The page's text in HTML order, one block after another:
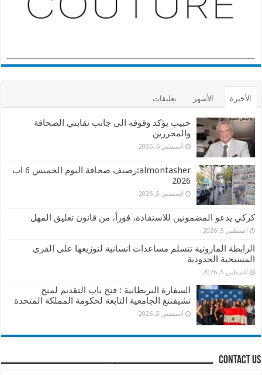
الأخيرة الأشهر تعليقات
حبيب يؤكد وقوفه الى جانب نقابتي الصحافة
والمحررين
أغسطس 6, 2026
almontasher:رصيف صحافة اليوم الخميس 6 اب
2026
أغسطس 5, 2026
كركي يدعو المضمونين للاستفادة، فوراً، من قانون تعليق المهل
أغسطس 5, 2026
الرابطة المارونية تتسلم مساعدات انسانية لتوزيعها على القرى
المسيحية الحدودية
أغسطس 5, 2026
السفارة البريطانية : فتح باب التقديم لمنح
تشيفننغ الجامعية التابعة لحكومة المملكة المتحدة
أغسطس 5, 2026
contact us